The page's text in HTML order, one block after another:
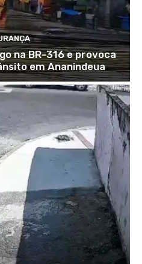
na BR-316 e provoca
em Ananindeua